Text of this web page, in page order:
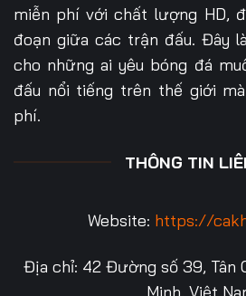
miễn phí với chất lượng HD,
đoạn giữa các trận đấu. Đây
cho những ai yêu bóng đá
đấu nổi tiếng trên thế giới
phí.
THÔNG TIN
Website: https://
Địa chỉ: 42 Đường số 39, Tân
Minh, Việt